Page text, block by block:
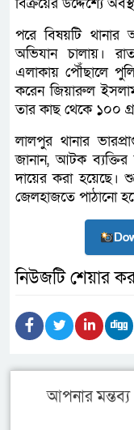
বিক্রয়ের উদ্দেশ্যে
পরে বিষয়টি
অভিযান চালায়।
এলাকায় পৌঁছালে
করেন জিয়ারুল
তার কাছ থেকে ১০০
লালপুর থানার
জানান, আটক ব্যক্তির
দায়ের করা হয়েছে।
জেলহাজতে পাঠানো
নিউজটি শেয়ার
আপনার মন্তব্য